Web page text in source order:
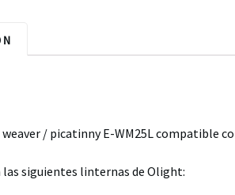
/ picatinny E-WM25L compatible
siguientes linternas de Olight: